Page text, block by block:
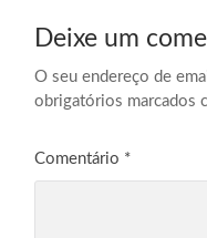
Deixe um
O seu endereço de
obrigatórios marcados
Comentário *